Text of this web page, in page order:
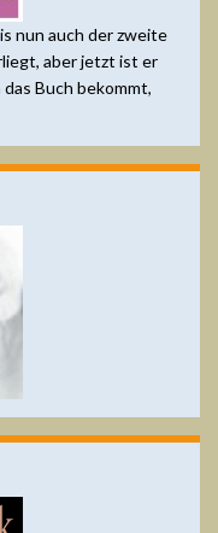
nun auch der zweite
aber jetzt ist er
Buch bekommt,